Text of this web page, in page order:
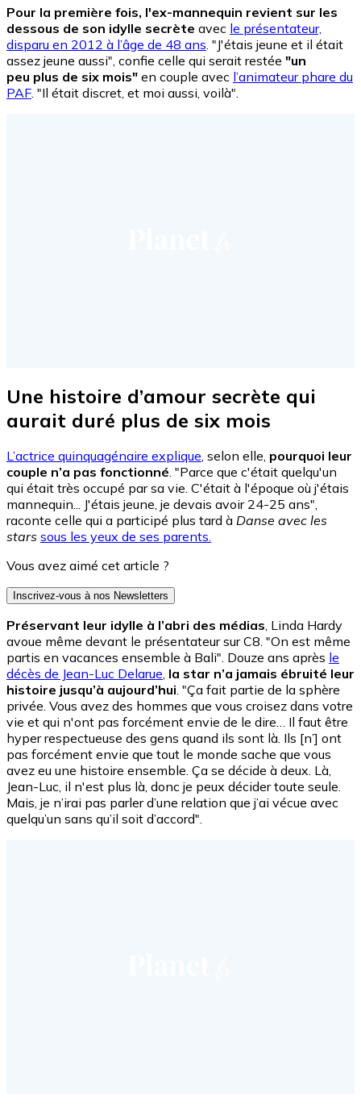
Pour la première fois, l'ex-mannequin revient sur les
dessous de son idylle secrète avec le présentateur,
disparu en 2012 à l’âge de 48 ans . "J'étais jeune et il était
assez jeune aussi", confie celle qui serait restée "un
peu plus de six mois" en couple avec l’animateur phare du
PAF . "Il était discret, et moi aussi, voilà".
Une histoire d’amour secrète qui
aurait duré plus de six mois
L’actrice quinquagénaire explique, selon elle, pourquoi leur
couple n’a pas fonctionné. "Parce que c'était quelqu'un
qui était très occupé par sa vie. C'était à l'époque où j'étais
mannequin... J'étais jeune, je devais avoir 24-25 ans",
raconte celle qui a participé plus tard à Danse avec les
stars sous les yeux de ses parents.
Vous avez aimé cet article ?
Inscrivez-vous à nos Newsletters
Préservant leur idylle à l’abri des médias, Linda Hardy
avoue même devant le présentateur sur C8. "On est même
partis en vacances ensemble à Bali". Douze ans après le
décès de Jean-Luc Delarue, la star n’a jamais ébruité leur
histoire jusqu’à aujourd’hui. "Ça fait partie de la sphère
privée. Vous avez des hommes que vous croisez dans votre
vie et qui n'ont pas forcément envie de le dire… Il faut être
hyper respectueuse des gens quand ils sont là. Ils [n’] ont
pas forcément envie que tout le monde sache que vous
avez eu une histoire ensemble. Ça se décide à deux. Là,
Jean-Luc, il n'est plus là, donc je peux décider toute seule.
Mais, je n’irai pas parler d’une relation que j’ai vécue avec
quelqu’un sans qu’il soit d’accord".